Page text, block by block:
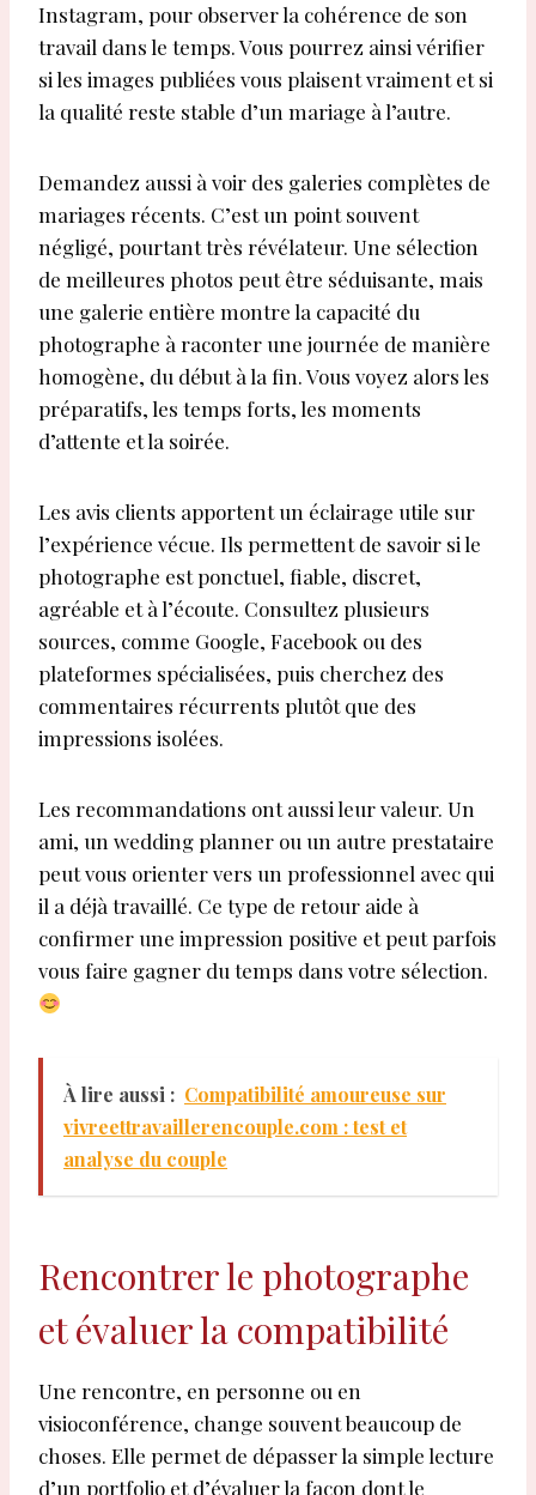
Instagram, pour observer la cohérence de son
travail dans le temps. Vous pourrez ainsi vérifier
si les images publiées vous plaisent vraiment et si
la qualité reste stable d’un mariage à l’autre.
Demandez aussi à voir des galeries complètes de
mariages récents. C’est un point souvent
négligé, pourtant très révélateur. Une sélection
de meilleures photos peut être séduisante, mais
une galerie entière montre la capacité du
photographe à raconter une journée de manière
homogène, du début à la fin. Vous voyez alors les
préparatifs, les temps forts, les moments
d’attente et la soirée.
Les avis clients apportent un éclairage utile sur
l’expérience vécue. Ils permettent de savoir si le
photographe est ponctuel, fiable, discret,
agréable et à l’écoute. Consultez plusieurs
sources, comme Google, Facebook ou des
plateformes spécialisées, puis cherchez des
commentaires récurrents plutôt que des
impressions isolées.
Les recommandations ont aussi leur valeur. Un
ami, un wedding planner ou un autre prestataire
peut vous orienter vers un professionnel avec qui
il a déjà travaillé. Ce type de retour aide à
confirmer une impression positive et peut parfois
vous faire gagner du temps dans votre sélection.
À lire aussi : Compatibilité amoureuse sur
vivreettravaillerencouple.com : test et
analyse du couple
Rencontrer le photographe
et évaluer la compatibilité
Une rencontre, en personne ou en
visioconférence, change souvent beaucoup de
choses. Elle permet de dépasser la simple lecture
d’un portfolio et d’évaluer la façon dont le